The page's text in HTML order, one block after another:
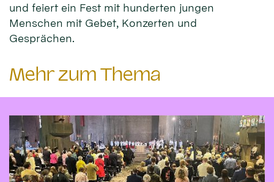
und feiert ein Fest mit hunderten jungen
Menschen mit Gebet, Konzerten und
Gesprächen.
Mehr zum Thema